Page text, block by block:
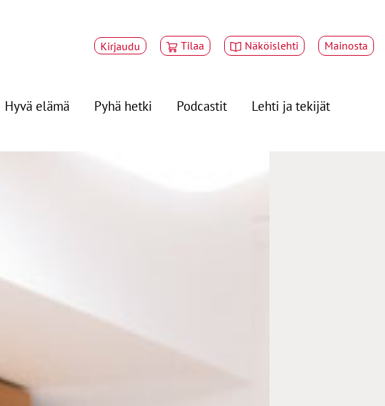
Kirjaudu Tilaa Näköislehti Mainosta
Hyvä elämä Pyhä hetki Podcastit
Lehti ja tekijät